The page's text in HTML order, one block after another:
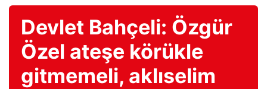
Devlet Bahçeli: Özgür
Özel ateşe körükle
gitmemeli, aklıselim